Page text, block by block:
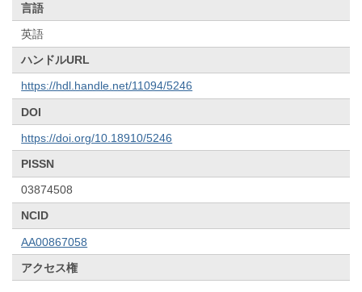
言語
英語
ハンドルURL
https://hdl.handle.net/11094/5246
DOI
https://doi.org/10.18910/5246
PISSN
03874508
NCID
AA00867058
アクセス権